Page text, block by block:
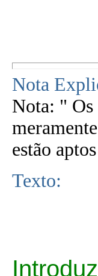
Nota
Nota: " Os
estão
Texto: